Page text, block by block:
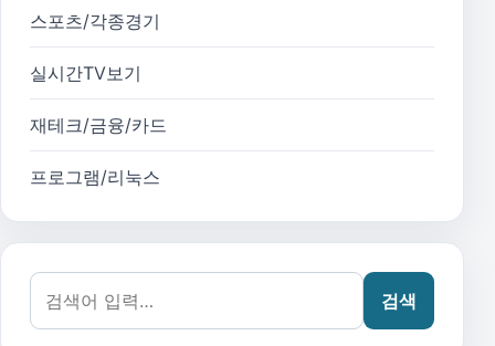
스포츠/각종경기
실시간TV보기
재테크/금융/카드
프로그램/리눅스
검색어:
검색